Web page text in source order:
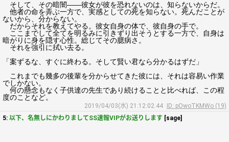
そして、その暗闇――彼女が彼を恐れないのは、知らないからだ。
他者の命を弄ぶ一方で、実感としての死を知らない。死んだことが
ないから、分からない。
だからそれを教えてやる。彼女自身の体で、彼自身の手で。
ここまでして全てを明るみに引きずり出そうとする一方で、自身は
暗がりに身を隠す心性。総じてその臆病さ。
それを強引に拭い去る。
「案ずるな、すぐに終わる。そして賢い君なら分かるはずだ」
これまでも幾多の後輩を分からせてきた彼には、それは容易い作業
でしかない。
何の懸念もなく子供達の先生であり続けることと比べれば、この程
度のことなど。
2019/04/03(水) 21:12:02.44
ID: pOwoTKMWo (19)
5: 以下、名無しにかわりましてSS速報VIPがお送りします [sage]